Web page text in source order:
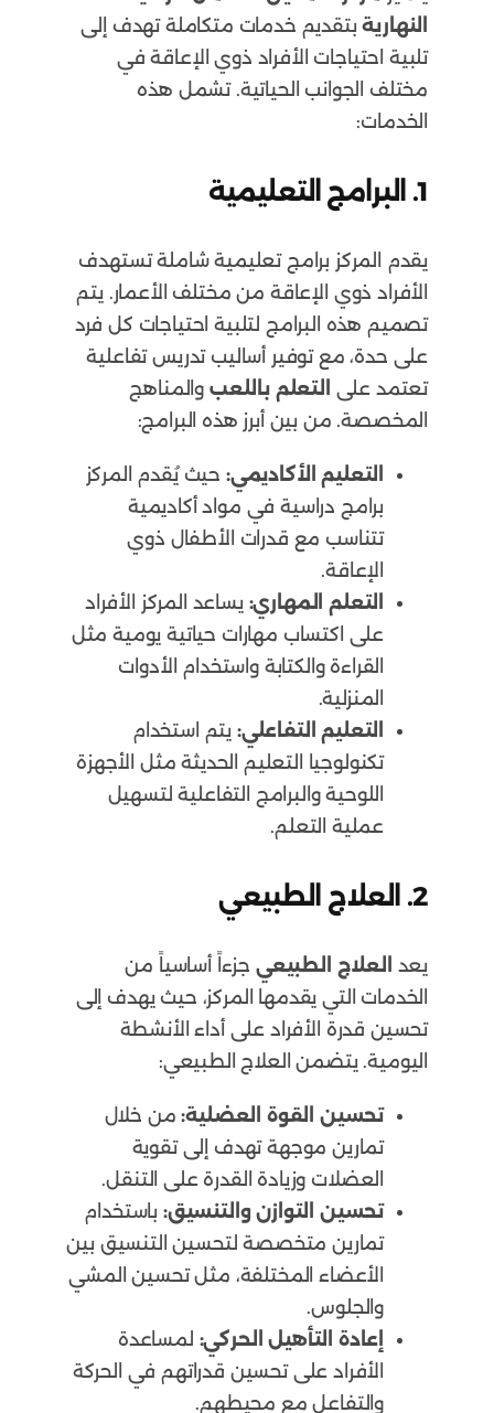
النهاريةبتقديم خدمات متكاملة تهدف إلى
تلبية احتياجات الأفراد ذوي الإعاقة في
مختلف الجوانب الحياتية. تشمل هذه
الخدمات:
1. البرامج التعليمية
يقدم المركز برامج تعليمية شاملة تستهدف
الأفراد ذوي الإعاقة من مختلف الأعمار. يتم
تصميم هذه البرامج لتلبية احتياجات كل فرد
على حدة، مع توفير أساليب تدريس تفاعلية
تعتمد على
التعلم باللعب والمناهج
المخصصة. من بين أبرز هذه البرامج:
التعليم الأكاديمي: حيث يُقدم المركز
برامج دراسية في مواد أكاديمية
تتناسب مع قدرات الأطفال ذوي
الإعاقة.
التعلم المهاري: يساعد المركز الأفراد
على اكتساب مهارات حياتية يومية مثل
القراءة والكتابة واستخدام الأدوات
المنزلية.
التعليم التفاعلي: يتم استخدام
تكنولوجيا التعليم الحديثة مثل الأجهزة
اللوحية والبرامج التفاعلية لتسهيل
عملية التعلم.
2. العلاج الطبيعي
يعد العلاج الطبيعي جزءاً أساسياً من
الخدمات التي يقدمها المركز، حيث يهدف إلى
تحسين قدرة الأفراد على أداء الأنشطة
اليومية. يتضمن العلاج الطبيعي:
تحسين القوة العضلية:من خلال
تمارين موجهة تهدف إلى تقوية
العضلات وزيادة القدرة على التنقل.
تحسين التوازن والتنسيق: باستخدام
تمارين متخصصة لتحسين التنسيق بين
الأعضاء المختلفة، مثل تحسين المشي
والجلوس.
إعادة التأهيل الحركي: لمساعدة
الأفراد على تحسين قدراتهم في الحركة
والتفاعل مع محيطهم.